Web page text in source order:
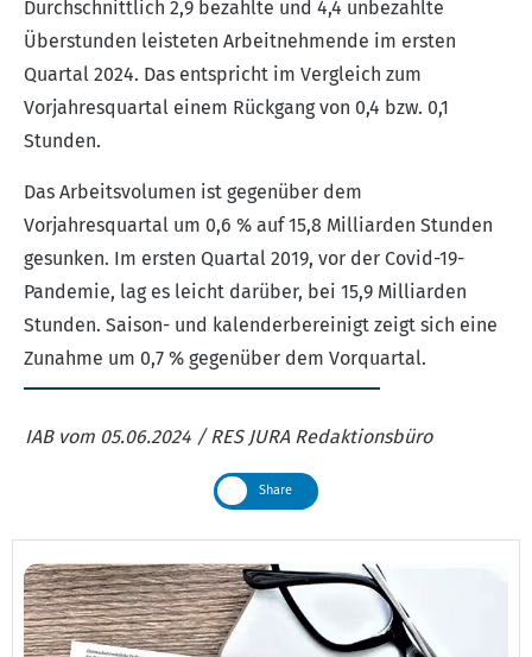
Durchschnittlich 2,9 bezahlte und 4,4 unbezahlte
Überstunden leisteten Arbeitnehmende im ersten
Quartal 2024. Das entspricht im Vergleich zum
Vorjahresquartal einem Rückgang von 0,4 bzw. 0,1
Stunden.
Das Arbeitsvolumen ist gegenüber dem
Vorjahresquartal um 0,6 % auf 15,8 Milliarden Stunden
gesunken. Im ersten Quartal 2019, vor der Covid-19-
Pandemie, lag es leicht darüber, bei 15,9 Milliarden
Stunden. Saison- und kalenderbereinigt zeigt sich eine
Zunahme um 0,7 % gegenüber dem Vorquartal.
IAB vom 05.06.2024 / RES JURA Redaktionsbüro
Share